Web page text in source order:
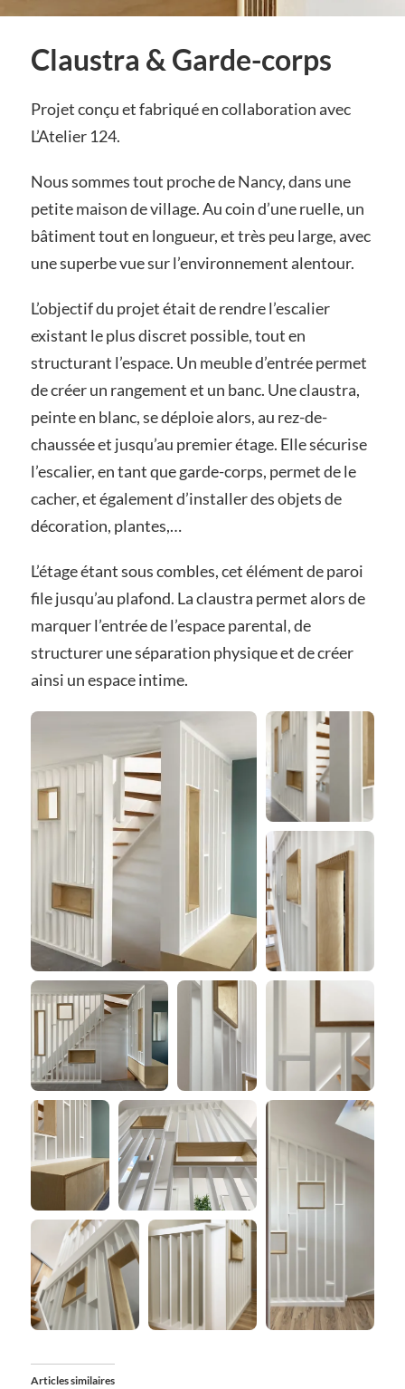
Claustra & Garde-corps
Projet conçu et fabriqué en collaboration avec
L’Atelier 124.
Nous sommes tout proche de Nancy, dans une
petite maison de village. Au coin d’une ruelle, un
bâtiment tout en longueur, et très peu large, avec
une superbe vue sur l’environnement alentour.
L’objectif du projet était de rendre l’escalier
existant le plus discret possible, tout en
structurant l’espace. Un meuble d’entrée permet
de créer un rangement et un banc. Une claustra,
peinte en blanc, se déploie alors, au rez-de-
chaussée et jusqu’au premier étage. Elle sécurise
l’escalier, en tant que garde-corps, permet de le
cacher, et également d’installer des objets de
décoration, plantes,…
L’étage étant sous combles, cet élément de paroi
file jusqu’au plafond. La claustra permet alors de
marquer l’entrée de l’espace parental, de
structurer une séparation physique et de créer
ainsi un espace intime.
Articles similaires